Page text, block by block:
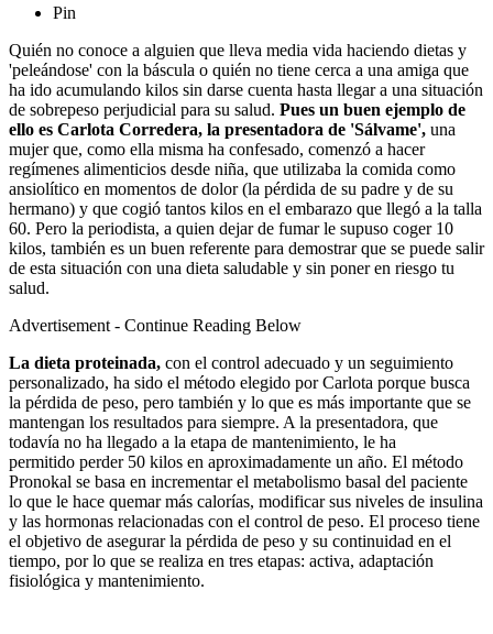
Pin
Quién no conoce a alguien que lleva media vida haciendo dietas y
'peleándose' con la báscula o quién no tiene cerca a una amiga que
ha ido acumulando kilos sin darse cuenta hasta llegar a una situación
de sobrepeso perjudicial para su salud. Pues un buen ejemplo de
ello es Carlota Corredera, la presentadora de 'Sálvame', una
mujer que, como ella misma ha confesado, comenzó a hacer
regímenes alimenticios desde niña, que utilizaba la comida como
ansiolítico en momentos de dolor (la pérdida de su padre y de su
hermano) y que cogió tantos kilos en el embarazo que llegó a la talla
60. Pero la periodista, a quien dejar de fumar le supuso coger 10
kilos, también es un buen referente para demostrar que se puede salir
de esta situación con una dieta saludable y sin poner en riesgo tu
salud.
Advertisement - Continue Reading Below
La dieta proteinada, con el control adecuado y un seguimiento
personalizado, ha sido el método elegido por Carlota porque busca
la pérdida de peso, pero también y lo que es más importante que se
mantengan los resultados para siempre. A la presentadora, que
todavía no ha llegado a la etapa de mantenimiento, le ha
permitido perder 50 kilos en aproximadamente un año. El método
Pronokal se basa en incrementar el metabolismo basal del paciente
lo que le hace quemar más calorías, modificar sus niveles de insulina
y las hormonas relacionadas con el control de peso. El proceso tiene
el objetivo de asegurar la pérdida de peso y su continuidad en el
tiempo, por lo que se realiza en tres etapas: activa, adaptación
fisiológica y mantenimiento.